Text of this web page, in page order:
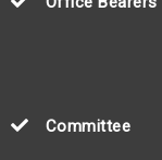
Committee